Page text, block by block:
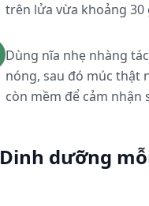
trên lửa vừa khoảng 30
Dùng nĩa nhẹ nhàng
nóng, sau đó múc thật
còn mềm để cảm
Dinh dưỡng